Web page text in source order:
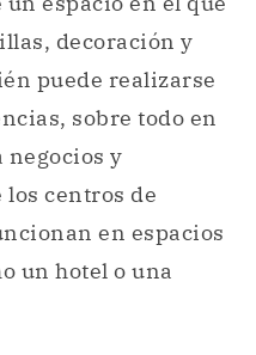
decoración y
puede realizarse
sobre todo en
negocios y
los centros de
en espacios
un hotel o una